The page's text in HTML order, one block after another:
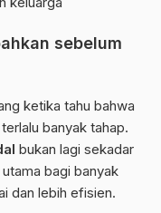
sebelum
ketika tahu bahwa
banyak tahap.
bukan lagi sekadar
bagi banyak
dan lebih efisien.